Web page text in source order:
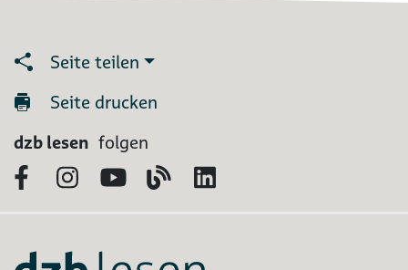
Seite teilen
Seite drucken
dzb lesen folgen
FacebookInstagram
YouTubeBlog